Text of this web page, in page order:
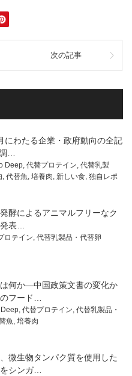
次の記事
にわたる企業・政府動向の全記
…
Deep, 代替プロテイン, 代替乳製
, 代替魚, 培養肉, 新しい食, 独自レポ
酵によるアニマルフリーなク
表…
ロテイン, 代替乳製品・代替卵
は何か―中国政策文書の変化か
フード…
, 代替プロテイン, 代替乳製品・
魚, 培養肉
微生物タンパク質を使用した
シンガ…